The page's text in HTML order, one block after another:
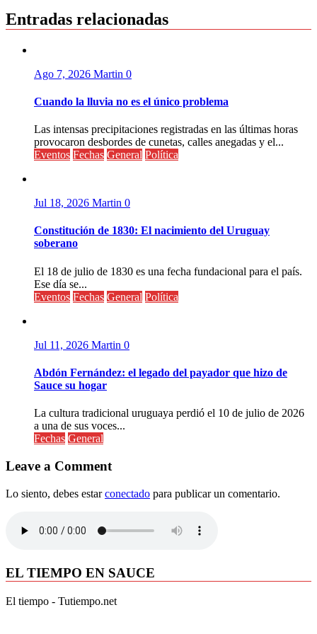
Entradas relacionadas
Ago 7, 2026 Martin 0
Cuando la lluvia no es el único problema
Las intensas precipitaciones registradas en las últimas horas
provocaron desbordes de cunetas, calles anegadas y el...
Eventos Fechas General Política
Jul 18, 2026 Martin 0
Constitución de 1830: El nacimiento del Uruguay
soberano
El 18 de julio de 1830 es una fecha fundacional para el país.
Ese día se...
Eventos Fechas General Política
Jul 11, 2026 Martin 0
Abdón Fernández: el legado del payador que hizo de
Sauce su hogar
La cultura tradicional uruguaya perdió el 10 de julio de 2026
a una de sus voces...
Fechas General
Leave a Comment
Lo siento, debes estarconectado para publicar un comentario.
EL TIEMPO EN SAUCE
El tiempo - Tutiempo.net